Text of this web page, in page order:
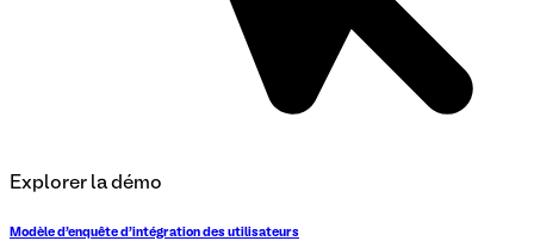
Explorer la démo
Modèle d'enquête d'intégration des utilisateurs